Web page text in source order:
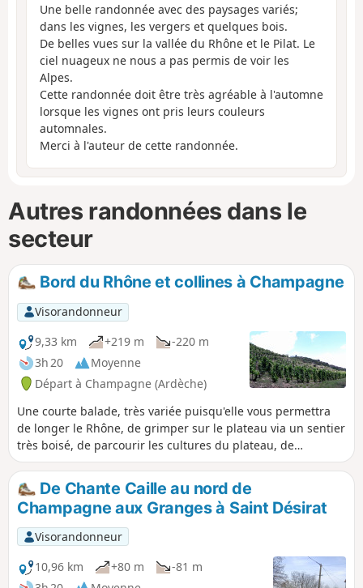
Une belle randonnée avec des paysages variés;
dans les vignes, les vergers et quelques bois.
De belles vues sur la vallée du Rhône et le Pilat. Le
ciel nuageux ne nous a pas permis de voir les
Alpes.
Cette randonnée doit être très agréable à l'automne
lorsque les vignes ont pris leurs couleurs
automnales.
Merci à l'auteur de cette randonnée.
Autres randonnées dans le
secteur
Bord du Rhône et collines à Champagne
Visorandonneur
9,33 km
+219 m
-220 m
3h 20
Moyenne
Départ à Champagne (Ardèche)
Une courte balade, très variée puisqu'elle vous permettra
de longer le Rhône, de grimper sur le plateau via un sentier
très boisé, de parcourir les cultures du plateau, de
redescendre au cœur des vignobles de Saint-Désirat, et de
terminer sur l'ancienne voie du train reliant Saint-Rambert
d'Albon à Vernosc-lès-Annonay. Cette balade peut intéresser
de jeunes enfants de 6 à 12 ans. Le descriptif a été modifié
le 13 septembre 2020 et ne devrait plus poser de problèmes
De Chante Caille au nord de
Champagne aux Granges à Saint Désirat
Visorandonneur
10,96 km
+80 m
-81 m